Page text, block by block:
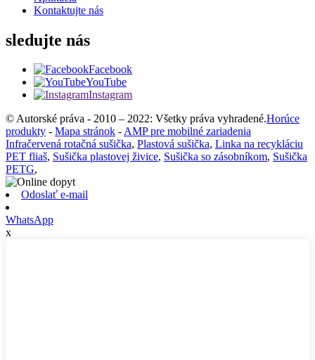
Kontaktujte nás
sledujte nás
Facebook
YouTube
Instagram
© Autorské práva - 2010 – 2022: Všetky práva vyhradené.Horúce
produkty - Mapa stránok -AMP pre mobilné zariadenia
Infračervená rotačná sušička, Plastová sušička, Linka na recykláciu
PET fliaš, Sušička plastovej živice, Sušička so zásobníkom, Sušička
PETG,
Odoslať e-mail
WhatsApp
x